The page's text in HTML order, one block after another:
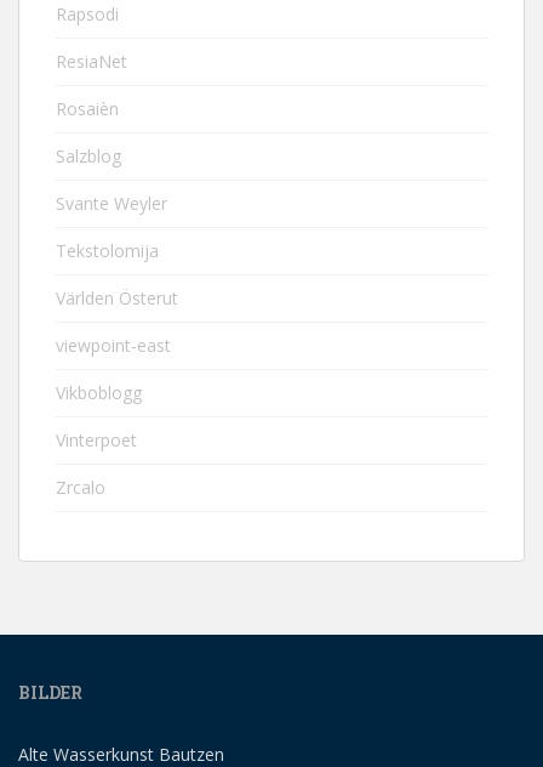
Rapsodi
ResiaNet
Rosaièn
Salzblog
Svante Weyler
Tekstolomija
Världen Österut
viewpoint-east
Vikboblogg
Vinterpoet
Zrcalo
BILDER
Alte Wasserkunst Bautzen